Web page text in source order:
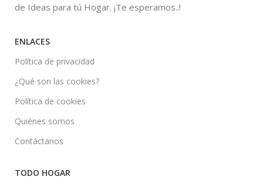
de Ideas para tú Hogar. ¡Te esperamos..!
ENLACES
Política de privacidad
¿Qué son las cookies?
Política de cookies
Quiénes somos
Contáctanos
TODO HOGAR